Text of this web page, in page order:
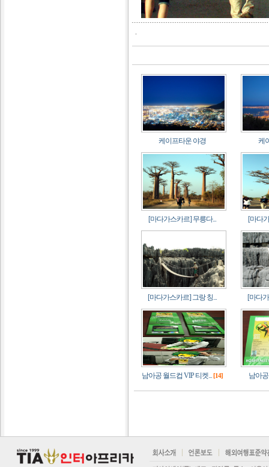
.
케이프타운 야경 케
[마다가스카르] 무릉다... [마다
[마다가스카르] 그랑 칭... [마다
남아공 월드컵 VIP 티켓... [14] 남아